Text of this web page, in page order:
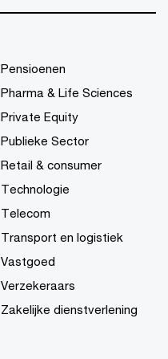
Pensioenen
Pharma & Life Sciences
Private Equity
Publieke Sector
Retail & consumer
Technologie
Telecom
Transport en logistiek
Vastgoed
Verzekeraars
Zakelijke dienstverlening